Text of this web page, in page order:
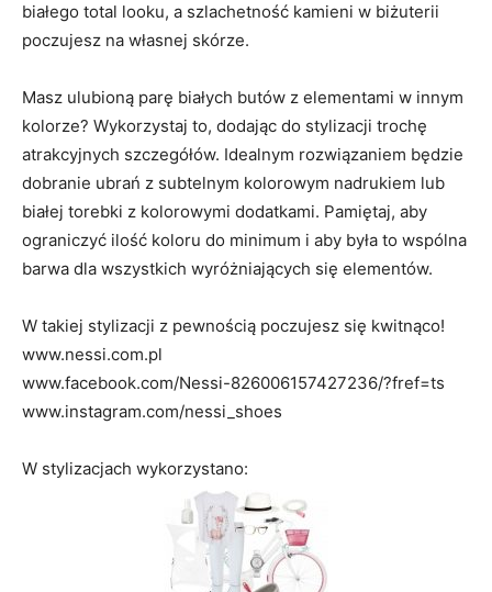
białego total looku, a szlachetność kamieni w biżuterii
poczujesz na własnej skórze.
Masz ulubioną parę białych butów z elementami w innym
kolorze? Wykorzystaj to, dodając do stylizacji trochę
atrakcyjnych szczegółów. Idealnym rozwiązaniem będzie
dobranie ubrań z subtelnym kolorowym nadrukiem lub
białej torebki z kolorowymi dodatkami. Pamiętaj, aby
ograniczyć ilość koloru do minimum i aby była to wspólna
barwa dla wszystkich wyróżniających się elementów.
W takiej stylizacji z pewnością poczujesz się kwitnąco!
www.nessi.com.pl
www.facebook.com/Nessi-826006157427236/?fref=ts
www.instagram.com/nessi_shoes
W stylizacjach wykorzystano: